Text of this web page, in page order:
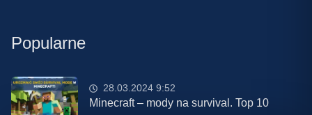
Popularne
28.03.2024 9:52
Minecraft – mody na survival. Top 10